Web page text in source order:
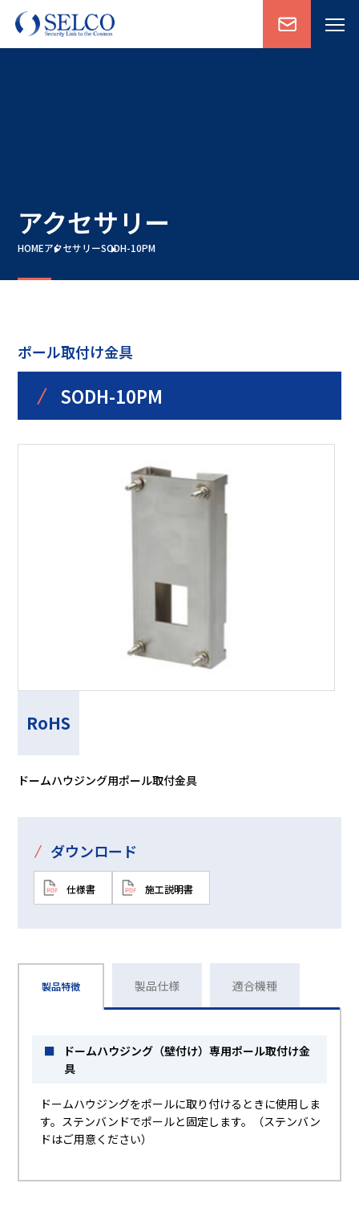
アクセサリー
HOMEアクセサリーSODH-10PM
ポール取付け金具
/ SODH-10PM
RoHS
ドームハウジング用ポール取付金具
/ ダウンロード
仕様書 施工説明書
製品特徴 製品仕様 適合機種
■
ドームハウジング（壁付け）専用ポール取付け金
具
ドームハウジングをポールに取り付けるときに使用しま
す。ステンバンドでポールと固定します。（ステンバン
ドはご用意ください）